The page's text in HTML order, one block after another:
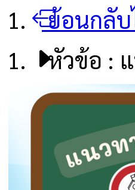
ย้อนกลับ
หัวข้อ :